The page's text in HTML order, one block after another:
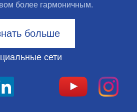
более гармоничным.
больше
сети